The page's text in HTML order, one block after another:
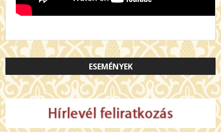
ESEMÉNYEK